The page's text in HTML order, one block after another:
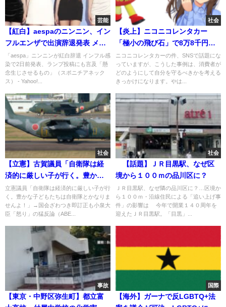
芸能
【紅白】aespaのニンニン、イン
フルエンザで出演辞退発表 メン
バー3人で出場 原爆きのこ雲ラン
プ投稿にも言及「特定の目的や
意図はございませんでした」
「aespa」ニンニンが紅白辞退 インフル感
染で2日前発表、ランプ投稿にも言及「懸
念生じさせるもの」（スポニチアネック
ス） - Yahoo!...
社会
【炎上】ニコニコレンタカー
「極小の飛び石」で8万8千円を
実費請求 「ぼったくりでは」
と波紋
ニコニコレンタカーの件、SNSで話題にな
っていますが、こうした事例は、消費者が
どのようにして自分を守るべきかを考える
きっかけになります。やは...
社会
【立憲】古賀議員「自衛隊は経
済的に厳しい子が行く。豊かな
子どもたちは自衛隊とかなりま
せんよ！」→即訂正も小泉大臣
が「怒り」の猛反論
立憲議員「自衛隊は経済的に厳しい子が行
く。豊かな子どもたちは自衛隊とかなりま
せんよ！」→国会ざわつき即訂正も小泉大
臣「怒り」の猛反論（ABE...
社会
【話題】ＪＲ目黒駅、なぜ区
境から１００ｍの品川区に？
ＪＲ目黒駅、なぜ隣の品川区に？…区境か
ら１００ｍ・沿線住民による「追い上げ事
件」の影響は 今年で開業１４０周年を
迎えたＪＲ目黒駅。「目黒」...
事故
【東京・中野区弥生町】都立富
国際
【海外】ガーナで反LGBTQ+法